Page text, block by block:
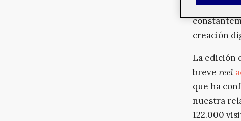
espacio
creación
La edición
breve reel
que ha
nuestra
122.000